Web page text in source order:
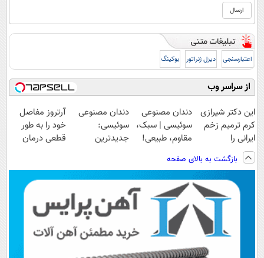
اعتبارسنجی دیزل ژنراتور بوکینگ
از سراسر وب
این دکتر شیرازی
کرم ترمیم زخم
ایرانی را
ساخت!!!
دندان مصنوعی
سوئیسی | سبک،
مقاوم، طبیعی!
رایگان+پرداخت
اقساطی😍
دندان مصنوعی
سوئیسی:
جدیدترین
پرداخت قسطی
آرتروز مفاصل
خود را به طور
قطعی درمان
بازگشت به بالای صفحه